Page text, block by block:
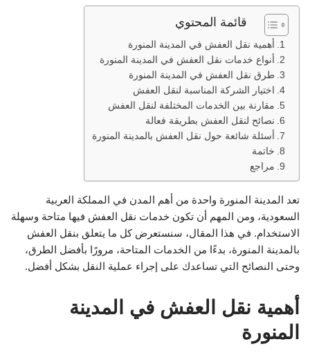
قائمة المحتوي
أهمية نقل العفش في المدينة المنورة
أنواع خدمات نقل العفش في المدينة المنورة
طرق نقل العفش في المدينة المنورة
اختيار الشركة المناسبة لنقل العفش
مقارنة بين الخدمات المختلفة لنقل العفش
نصائح لنقل العفش بطريقة فعالة
أسئلة شائعة حول نقل العفش بالمدينة المنورة
خاتمة
مراجع
تعد المدينة المنورة واحدة من أهم المدن في المملكة العربية
السعودية، ومن المهم أن تكون خدمات نقل العفش فيها متاحة وسهلة
الاستخدام. في هذا المقال، سنستعرض كل ما يتعلق بنقل العفش
بالمدينة المنورة، بدءًا من الخدمات المتاحة، مرورًا بأفضل الطرق،
وحتى النصائح التي تساعدك على إجراء عملية النقل بشكل أفضل.
أهمية نقل العفش في المدينة
المنورة